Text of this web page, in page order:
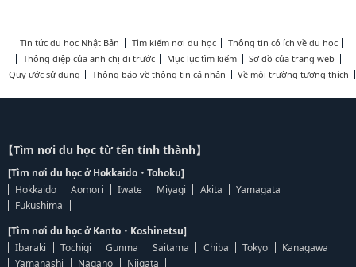
Tin tức du học Nhật Bản Tìm kiếm nơi du học
Thông tin có ích về du học
Thông điệp của anh chị đi trước
Mục lục tìm kiếm
Sơ đồ của trang web
Quy ước sử dụng
Thông báo về thông tin cá nhân Về môi trường tương thích
【Tìm nơi du học từ tên tỉnh thành】
[Tìm nơi du học ở Hokkaido・Tohoku]
Hokkaido
Aomori Iwate Miyagi Akita
Yamagata
Fukushima
[Tìm nơi du học ở Kanto・Koshinetsu]
Ibaraki
Tochigi Gunma Saitama Chiba Tokyo
Kanagawa
Yamanashi
Nagano
Niigata